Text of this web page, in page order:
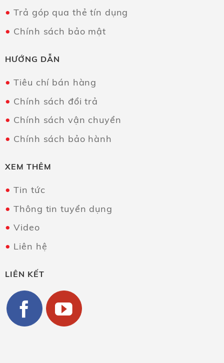
Trả góp qua thẻ tín dụng
Chính sách bảo mật
HƯỚNG DẪN
Tiêu chí bán hàng
Chính sách đổi trả
Chính sách vận chuyển
Chính sách bảo hành
XEM THÊM
Tin tức
Thông tin tuyển dụng
Video
Liên hệ
LIÊN KẾT